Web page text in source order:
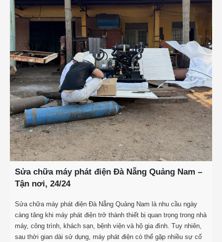
Sửa chữa máy phát điện Đà Nẵng Quảng Nam –
Tận nơi, 24/24
Sửa chữa máy phát điện Đà Nẵng Quảng Nam là nhu cầu ngày
càng tăng khi máy phát điện trở thành thiết bị quan trọng trong nhà
máy, công trình, khách sạn, bệnh viện và hộ gia đình. Tuy nhiên,
sau thời gian dài sử dụng, máy phát điện có thể gặp nhiều sự cố